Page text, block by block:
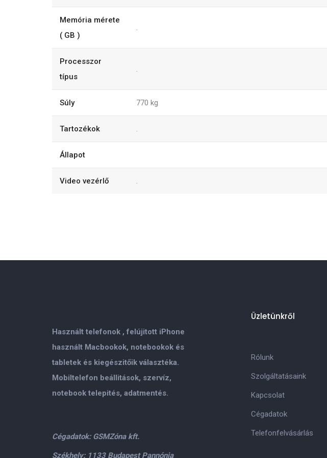
Memória mérete
( GB )
.
Processzor
típus
.
Súly 770 kg
Tartozékok .
Állapot
Video vezérlő .
Használt telefonok , felújitott iPhone
használt Macbookok, notebookok és
tabletek és kiegészitőik választéka.
Mobiltelefon beállitások, szervíz,
notebook telepités, adatmentés.
Cégadatok: GSMZóna kft.
Székhely: 1133 Budapest Pannónia
Üzletünkről
Rólunk
Szolgáltatásaink
Kapcsolat
Cégadatok
Telefonfelvásárlás